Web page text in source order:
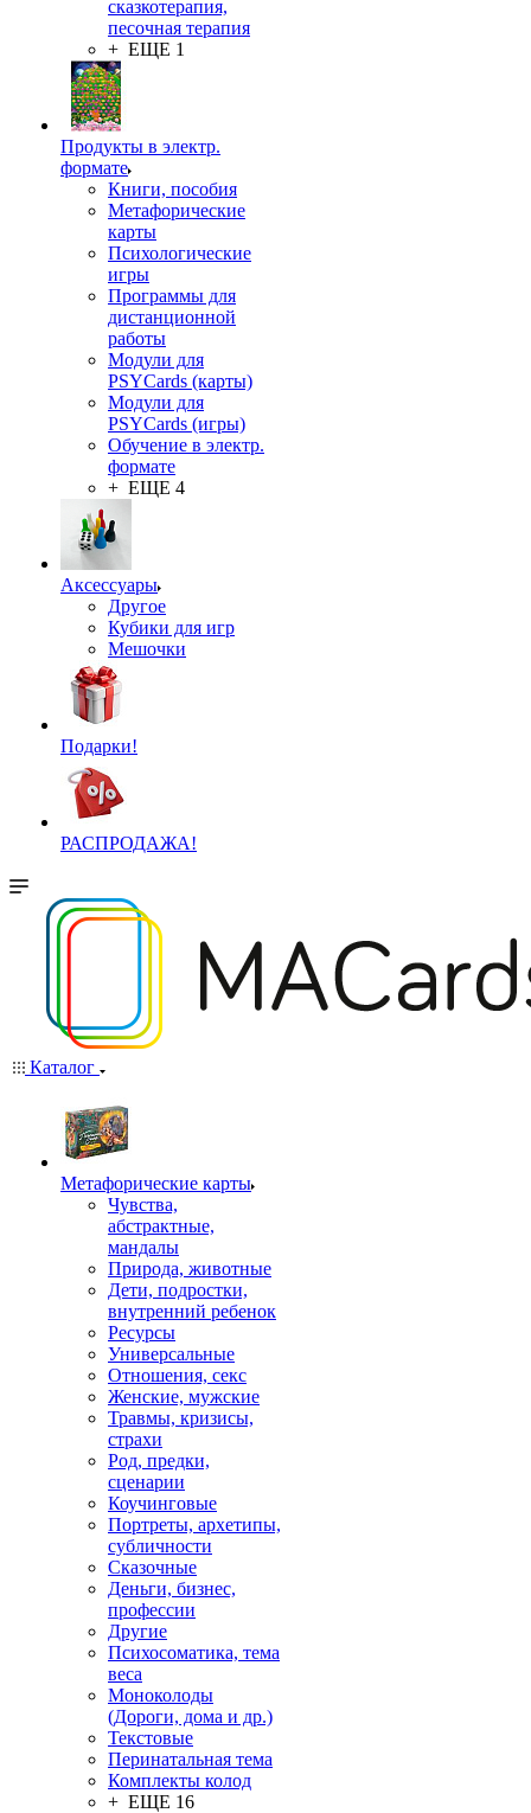
сказкотерапия,
песочная терапия
+ ЕЩЕ 1
Продукты в электр.
формате
Книги, пособия
Метафорические
карты
Психологические
игры
Программы для
дистанционной
работы
Модули для
PSYCards (карты)
Модули для
PSYCards (игры)
Обучение в электр.
формате
+ ЕЩЕ 4
Аксессуары
Другое
Кубики для игр
Мешочки
Подарки!
РАСПРОДАЖА!
Каталог
Mетафорические карты
Чувства,
абстрактные,
мандалы
Природа, животные
Дети, подростки,
внутренний ребенок
Ресурсы
Универсальные
Отношения, секс
Женские, мужские
Травмы, кризисы,
страхи
Род, предки,
сценарии
Коучинговые
Портреты, архетипы,
субличности
Сказочные
Деньги, бизнес,
профессии
Другие
Психосоматика, тема
веса
Моноколоды
(Дороги, дома и др.)
Текстовые
Перинатальная тема
Комплекты колод
+ ЕЩЕ 16